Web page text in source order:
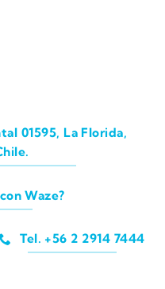
01595, La Florida,
Waze?
Tel. +56 2 2914 7444